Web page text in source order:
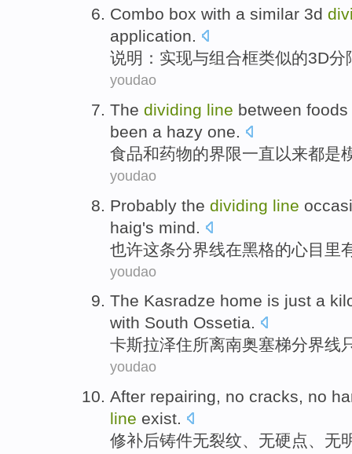
Combo box with a similar 3d
application.
说明：实现与组合框类似的3D分
youdao
The dividing line between foods
been a hazy one.
食品和药物的界限一直以来都是
youdao
Probably the dividing line
haig's mind.
也许这条分界线在黑格的心目里
youdao
The Kasradze home is just a
with South Ossetia.
卡斯拉泽住所离南奥塞梯分界线
youdao
After repairing, no cracks, no
line exist.
修补后铸件无裂纹、无硬 点、无